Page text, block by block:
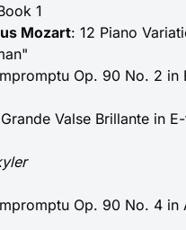
1
Mozart: 12 Piano
Op. 90 No. 2 in
Valse Brillante in
Op. 90 No. 4 in